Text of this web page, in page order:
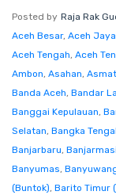
Posted by Raja Rak
Aceh Besar, Aceh Jaya
Aceh Tengah, Aceh
Ambon, Asahan, Asmat
Banda Aceh, Bandar
Banggai Kepulauan,
Selatan, Bangka
Banjarbaru,
Banyumas,
(Buntok), Barito Timur